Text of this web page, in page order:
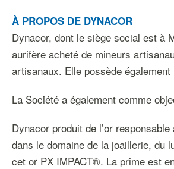
À PROPOS DE DYNACOR
Dynacor, dont le siège social est à
aurifère acheté de mineurs
artisanaux. Elle possède également
La Société a également comme
Dynacor produit de l’or
dans le domaine de la joaillerie, du
cet or PX IMPACT®. La prime est